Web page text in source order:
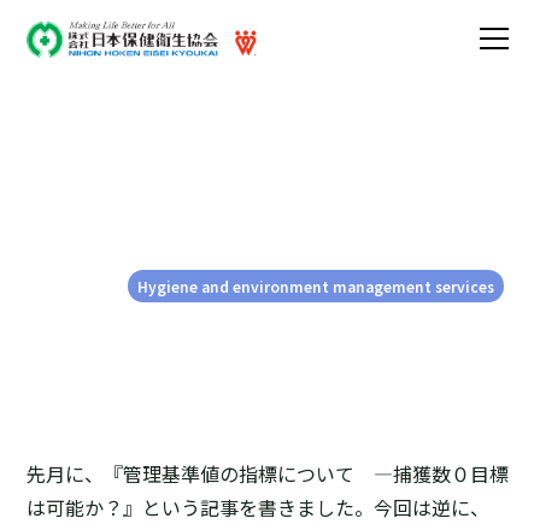
Hygiene and environment management services
先月に、『管理基準値の指標について ―捕獲数０目標
は可能か？』という記事を書きました。今回は逆に、